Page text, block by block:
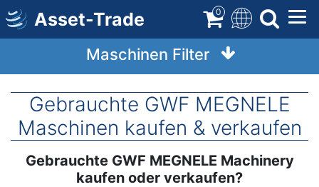
Direkt
zum
Inhalt
Asset-Trade 0
Maschinen Filter
Gebrauchte GWF MEGNELE
Maschinen kaufen & verkaufen
TermGebrauchte GWF MEGNELE Machinery
kaufen oder verkaufen?